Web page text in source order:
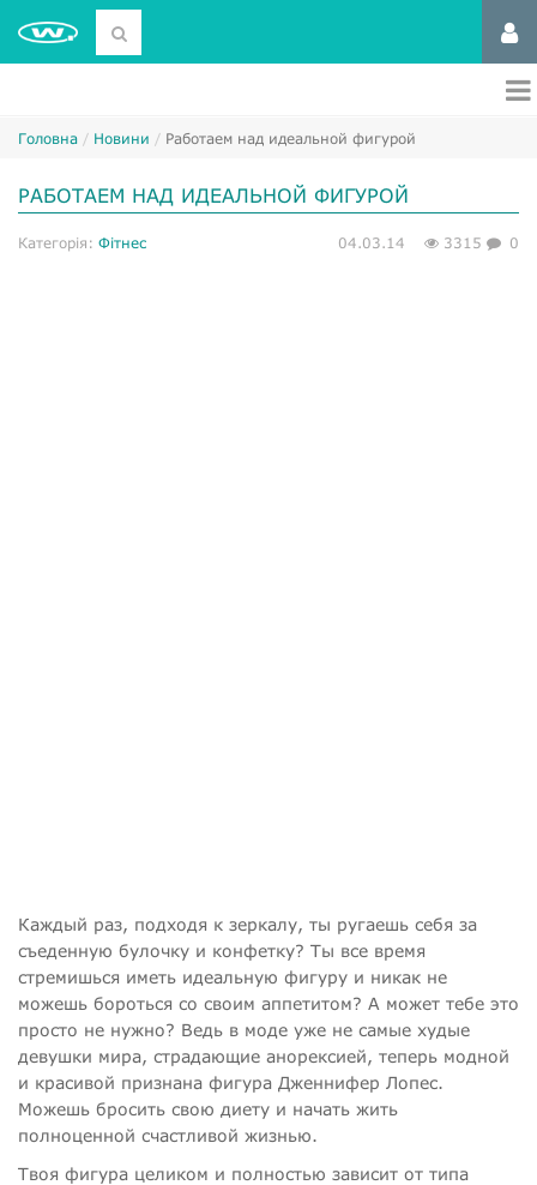
Головна Новини Работаем над идеальной фигурой
РАБОТАЕМ НАД ИДЕАЛЬНОЙ ФИГУРОЙ
Категорія: Фітнес 04.03.14 3315 0
Каждый раз, подходя к зеркалу, ты ругаешь себя за
съеденную булочку и конфетку? Ты все время
стремишься иметь идеальную фигуру и никак не
можешь бороться со своим аппетитом? А может тебе это
просто не нужно? Ведь в моде уже не самые худые
девушки мира, страдающие анорексией, теперь модной
и красивой признана фигура Дженнифер Лопес.
Можешь бросить свою диету и начать жить
полноценной счастливой жизнью.
Твоя фигура целиком и полностью зависит от типа